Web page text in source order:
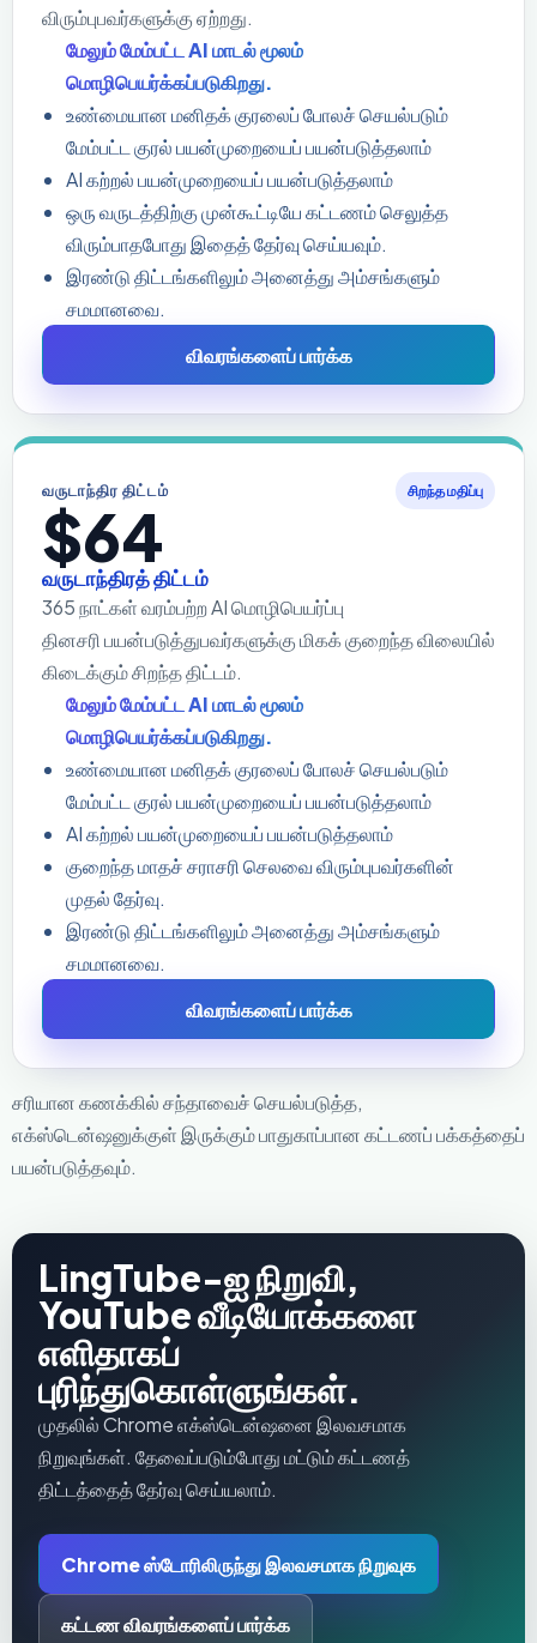
விரும்புபவர்களுக்கு ஏற்றது.
மேலும் மேம்பட்ட AI மாடல் மூலம்
மொழிபெயர்க்கப்படுகிறது.
உண்மையான மனிதக் குரலைப் போலச் செயல்படும்
மேம்பட்ட குரல் பயன்முறையைப் பயன்படுத்தலாம்
AI கற்றல் பயன்முறையைப் பயன்படுத்தலாம்
ஒரு வருடத்திற்கு முன்கூட்டியே கட்டணம் செலுத்த
விரும்பாதபோது இதைத் தேர்வு செய்யவும்.
இரண்டு திட்டங்களிலும் அனைத்து அம்சங்களும்
சமமானவை.
விவரங்களைப் பார்க்க
வருடாந்திர திட்டம் சிறந்த மதிப்பு
$64
வருடாந்திரத் திட்டம்
365 நாட்கள் வரம்பற்ற AI மொழிபெயர்ப்பு
தினசரி பயன்படுத்துபவர்களுக்கு மிகக் குறைந்த விலையில்
கிடைக்கும் சிறந்த திட்டம்.
மேலும் மேம்பட்ட AI மாடல் மூலம்
மொழிபெயர்க்கப்படுகிறது.
உண்மையான மனிதக் குரலைப் போலச் செயல்படும்
மேம்பட்ட குரல் பயன்முறையைப் பயன்படுத்தலாம்
AI கற்றல் பயன்முறையைப் பயன்படுத்தலாம்
குறைந்த மாதச் சராசரி செலவை விரும்புபவர்களின்
முதல் தேர்வு.
இரண்டு திட்டங்களிலும் அனைத்து அம்சங்களும்
சமமானவை.
விவரங்களைப் பார்க்க
சரியான கணக்கில் சந்தாவைச் செயல்படுத்த,
எக்ஸ்டென்ஷனுக்குள் இருக்கும் பாதுகாப்பான கட்டணப் பக்கத்தைப்
பயன்படுத்தவும்.
LingTube-ஐ நிறுவி,
YouTube வீடியோக்களை
எளிதாகப்
புரிந்துகொள்ளுங்கள்.
முதலில் Chrome எக்ஸ்டென்ஷனை இலவசமாக
நிறுவுங்கள். தேவைப்படும்போது மட்டும் கட்டணத்
திட்டத்தைத் தேர்வு செய்யலாம்.
Chrome ஸ்டோரிலிருந்து இலவசமாக நிறுவுக
கட்டண விவரங்களைப் பார்க்க